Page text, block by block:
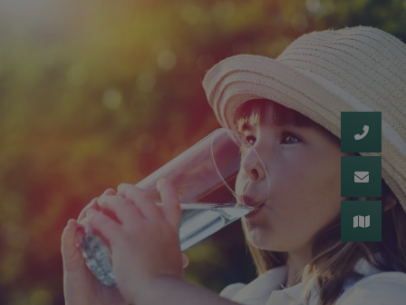
schließen